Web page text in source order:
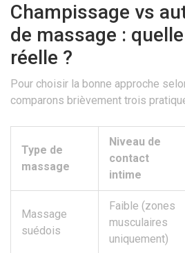
Champissage vs
de massage :
réelle ?
Pour choisir la bonne approche
comparons brièvement trois
Type de
massage
Niveau de
contact
intime
Massage
suédois
Faible (zones
musculaires
uniquement)